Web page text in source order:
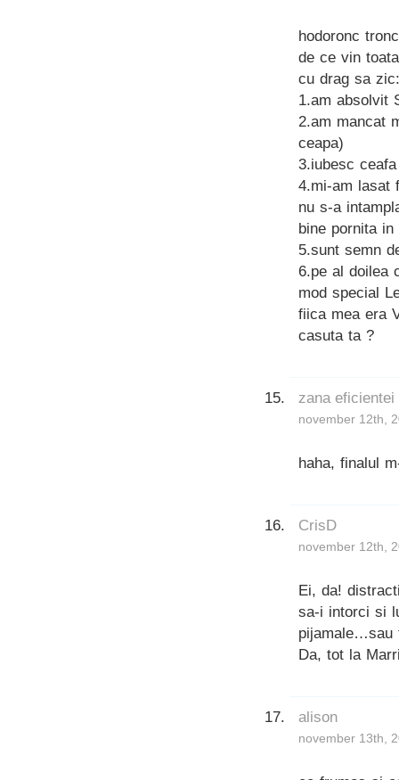
hodoronc tronc
de ce vin
cu drag sa zic:
1.am absolvit
2.am mancat
ceapa)
3.iubesc
4.mi-am lasat
nu s-a
bine pornita in
5.sunt semn
6.pe al doilea
mod special
fiica mea era
casuta ta ?
zana eficientei
november 12th,
haha, finalul
CrisD
november 12th,
Ei, da!
sa-i intorci si
pijamale…sau
Da, tot la
alison
november 13th,